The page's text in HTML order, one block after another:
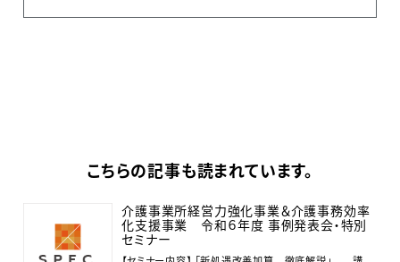
こちらの記事も読まれています。
介護事業所経営力強化事業＆介護事務効率
化支援事業 令和６年度 事例発表会・特別
セミナー